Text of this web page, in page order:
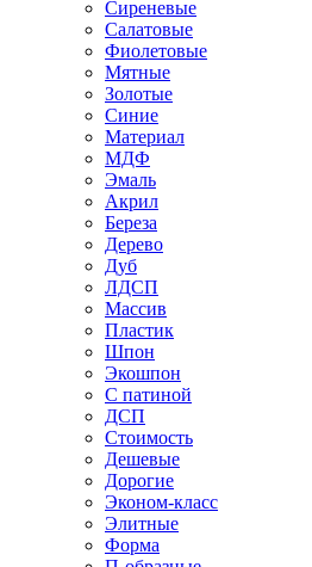
Сиреневые
Салатовые
Фиолетовые
Мятные
Золотые
Синие
Материал
МДФ
Эмаль
Акрил
Береза
Дерево
Дуб
ЛДСП
Массив
Пластик
Шпон
Экошпон
С патиной
ДСП
Стоимость
Дешевые
Дорогие
Эконом-класс
Элитные
Форма